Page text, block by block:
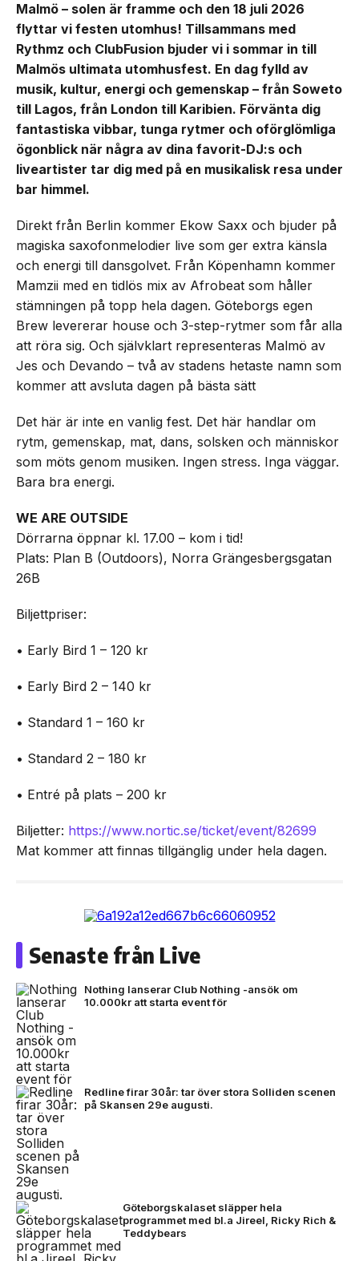
Malmö – solen är framme och den 18 juli 2026
flyttar vi festen utomhus! Tillsammans med
Rythmz och ClubFusion bjuder vi i sommar in till
Malmös ultimata utomhusfest. En dag fylld av
musik, kultur, energi och gemenskap – från Soweto
till Lagos, från London till Karibien. Förvänta dig
fantastiska vibbar, tunga rytmer och oförglömliga
ögonblick när några av dina favorit-DJ:s och
liveartister tar dig med på en musikalisk resa under
bar himmel.
Direkt från Berlin kommer Ekow Saxx och bjuder på
magiska saxofonmelodier live som ger extra känsla
och energi till dansgolvet. Från Köpenhamn kommer
Mamzii med en tidlös mix av Afrobeat som håller
stämningen på topp hela dagen. Göteborgs egen
Brew levererar house och 3-step-rytmer som får alla
att röra sig. Och självklart representeras Malmö av
Jes och Devando – två av stadens hetaste namn som
kommer att avsluta dagen på bästa sätt
Det här är inte en vanlig fest. Det här handlar om
rytm, gemenskap, mat, dans, solsken och människor
som möts genom musiken. Ingen stress. Inga väggar.
Bara bra energi.
WE ARE OUTSIDE
Dörrarna öppnar kl. 17.00 – kom i tid!
Plats: Plan B (Outdoors), Norra Grängesbergsgatan
26B
Biljettpriser:
• Early Bird 1 – 120 kr
• Early Bird 2 – 140 kr
• Standard 1 – 160 kr
• Standard 2 – 180 kr
• Entré på plats – 200 kr
Biljetter: https://www.nortic.se/ticket/event/82699
Mat kommer att finnas tillgänglig under hela dagen.
Senaste från Live
Nothing lanserar Club Nothing -ansök om
10.000kr att starta event för
Redline firar 30år: tar över stora Solliden scenen
på Skansen 29e augusti.
Göteborgskalaset släpper hela
programmet med bl.a Jireel, Ricky Rich &
Teddybears